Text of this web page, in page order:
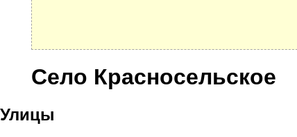
Село Красносельское
Улицы